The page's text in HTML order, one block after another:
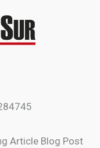
Article Blog Post